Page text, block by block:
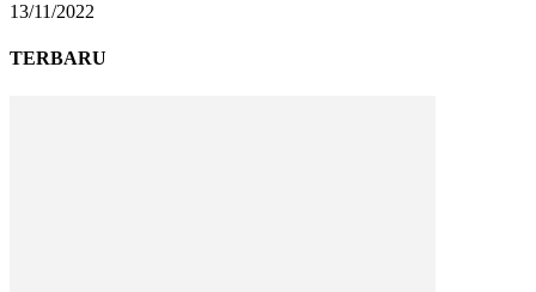
13/11/2022
TERBARU